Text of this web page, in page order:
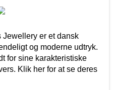
Jewellery er et dansk
og moderne udtryk.
for sine karakteristiske
Klik her for at se deres